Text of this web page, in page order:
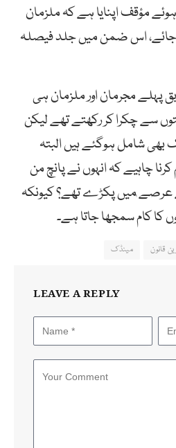
مؤقف اپنایا ہے کہ ملزمان
جائے، اس ضمن میں جلد فیصلہ
پہلے مجرمان اور ملزمان ہی
سے چکرا کر رکھتے تھے لیکن
شامل ہوگئے ہیں البتہ
چاہیے کہ انہوں نے پانچ من
عرصے ٰمیں پکڑے تھے؟ کیونکہ
کا کام سمجھا جاتا ہے۔
قانون مینڈک
LEAVE A REPLY